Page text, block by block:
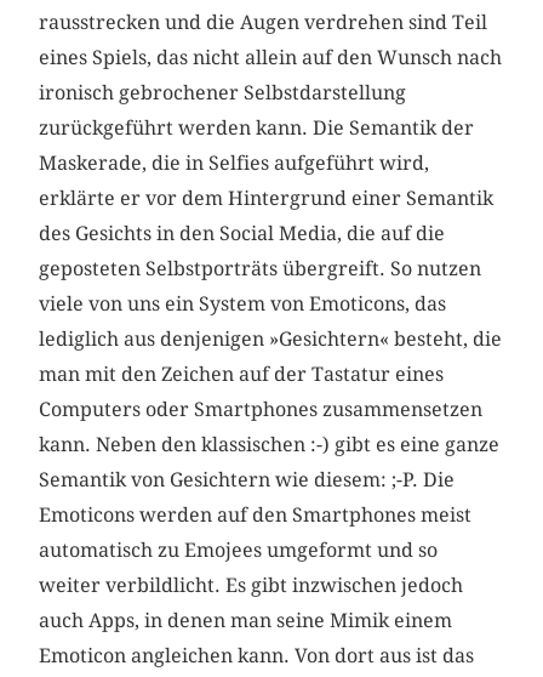
rausstrecken und die Augen verdrehen sind Teil
eines Spiels, das nicht allein auf den Wunsch nach
ironisch gebrochener Selbstdarstellung
zurückgeführt werden kann. Die Semantik der
Maskerade, die in Selfies aufgeführt wird,
erklärte er vor dem Hintergrund einer Semantik
des Gesichts in den Social Media, die auf die
geposteten Selbstporträts übergreift. So nutzen
viele von uns ein System von Emoticons, das
lediglich aus denjenigen »Gesichtern« besteht, die
man mit den Zeichen auf der Tastatur eines
Computers oder Smartphones zusammensetzen
kann. Neben den klassischen :-) gibt es eine ganze
Semantik von Gesichtern wie diesem: ;-P. Die
Emoticons werden auf den Smartphones meist
automatisch zu Emojees umgeformt und so
weiter verbildlicht. Es gibt inzwischen jedoch
auch Apps, in denen man seine Mimik einem
Emoticon angleichen kann. Von dort aus ist das